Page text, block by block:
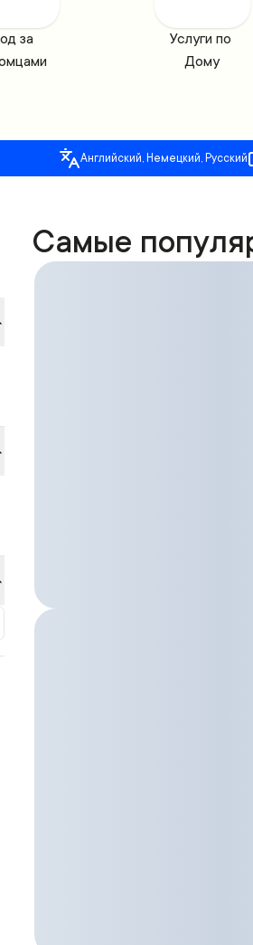
за
Услуги по
Дому
Английский, Немецкий, Русский
Самые